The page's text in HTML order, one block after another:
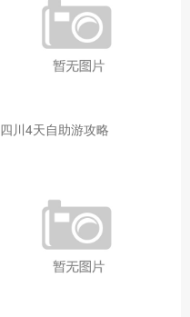
四川4天自助游攻略